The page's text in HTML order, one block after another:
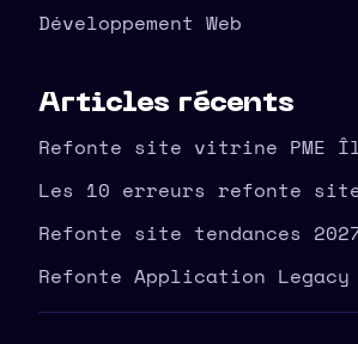
Développement Web
Articles récents
Refonte site vitrine PME
| agence THATMUCH
Les 10 erreurs refonte
éviter en amont – THATMUCH
Refonte site tendances 2027
Refonte Application
Modernisez Votre Outil |